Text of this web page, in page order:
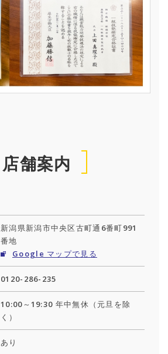
店舗案内
新潟県新潟市中央区古町通6番町991
番地
Google マップで見る
0120-286-235
10:00～19:30 年中無休（元旦を除
く）
あり